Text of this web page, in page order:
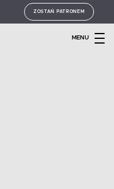
ZOSTAŃ PATRONEM
MENU